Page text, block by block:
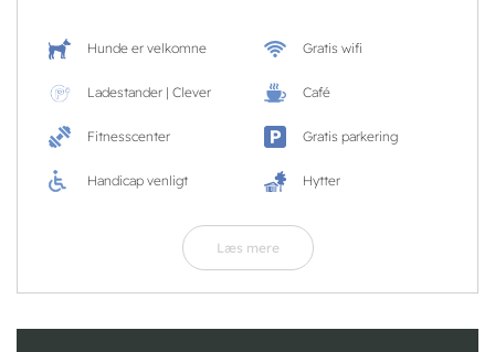
Hunde er velkomne Gratis wifi
Ladestander | Clever Café
Fitnesscenter Gratis parkering
Handicap venligt Hytter
Læs mere